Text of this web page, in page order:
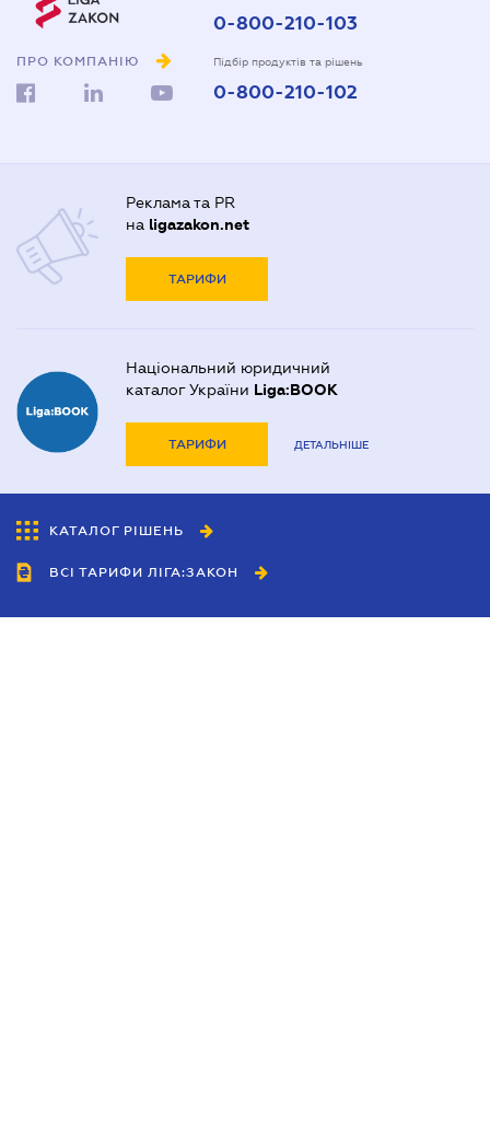
ПРО КОМПАНІЮ
0-800-210-103
Підбір продуктів та рішень
0-800-210-102
Реклама та PR
на ligazakon.net
ТАРИФИ
Національний юридичний
каталог України Liga:BOOK
ТАРИФИ ДЕТАЛЬНІШЕ
КАТАЛОГ РІШЕНЬ
ВСІ ТАРИФИ ЛІГА:ЗАКОН